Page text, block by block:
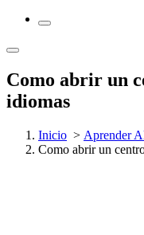
Como abrir un
idiomas
Inicio > Aprender
Como abrir un